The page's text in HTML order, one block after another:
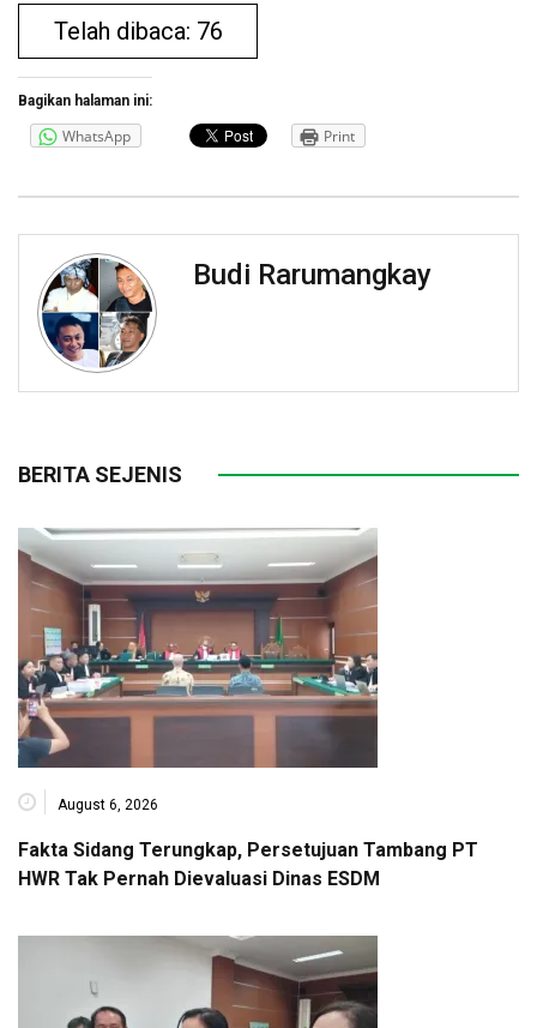
Telah dibaca: 76
Bagikan halaman ini:
WhatsApp Print
Budi Rarumangkay
BERITA SEJENIS
August 6, 2026
Fakta Sidang Terungkap, Persetujuan Tambang PT
HWR Tak Pernah Dievaluasi Dinas ESDM